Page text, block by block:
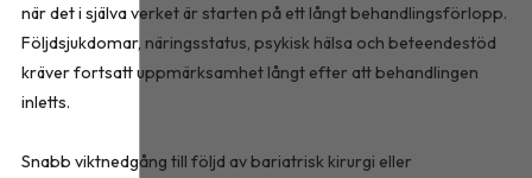
när det i själva verket är starten på ett långt behandlingsförlopp.
Följdsjukdomar, näringsstatus, psykisk hälsa och beteendestöd
kräver fortsatt uppmärksamhet långt efter att behandlingen
inletts.
Snabb viktnedgång till följd av bariatrisk kirurgi eller